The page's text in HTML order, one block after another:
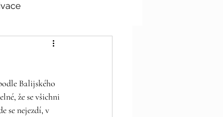
Balijského
že se všichni
se nejezdí, v